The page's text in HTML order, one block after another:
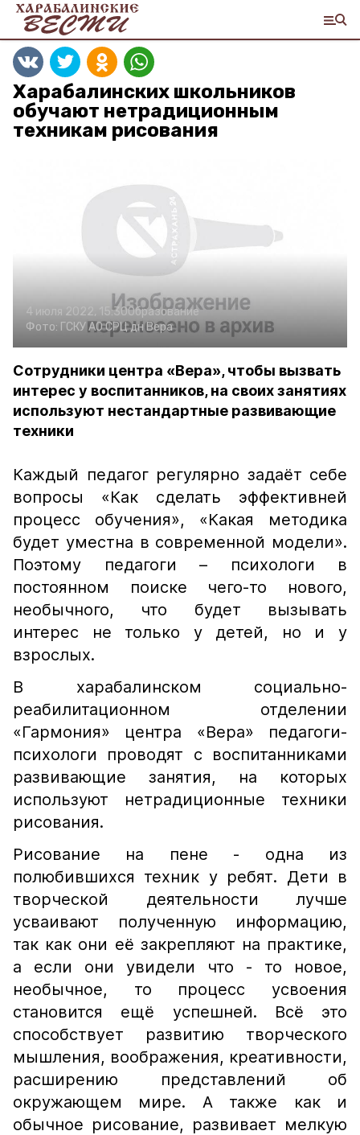
Харабалинских школьников
обучают нетрадиционным
техникам рисования
4 июля 2022, 15:30Образование
Фото: ГСКУ АО СРЦ дн Вера
Сотрудники центра «Вера», чтобы вызвать
интерес у воспитанников, на своих занятиях
используют нестандартные развивающие
техники
Каждый педагог регулярно задаёт себе
вопросы «Как сделать эффективней
процесс обучения», «Какая методика
будет уместна в современной модели».
Поэтому педагоги – психологи в
постоянном поиске чего-то нового,
необычного, что будет вызывать
интерес не только у детей, но и у
взрослых.
В харабалинском социально-
реабилитационном отделении
«Гармония» центра «Вера» педагоги-
психологи проводят с воспитанниками
развивающие занятия, на которых
используют нетрадиционные техники
рисования.
Рисование на пене - одна из
полюбившихся техник у ребят. Дети в
творческой деятельности лучше
усваивают полученную информацию,
так как они её закрепляют на практике,
а если они увидели что - то новое,
необычное, то процесс усвоения
становится ещё успешней. Всё это
способствует развитию творческого
мышления, воображения, креативности,
расширению представлений об
окружающем мире. А также как и
обычное рисование, развивает мелкую